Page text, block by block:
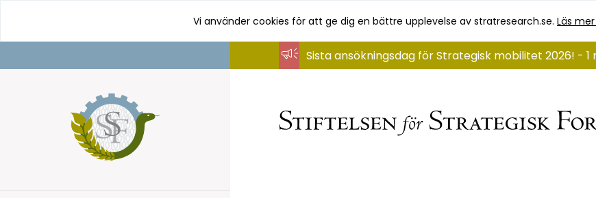
innehåll
Vi använder cookies för att ge dig en bättre upplevelse av stratresearch.se.Läs
Sista ansökningsdag för Strategisk mobilitet 2026! - 1